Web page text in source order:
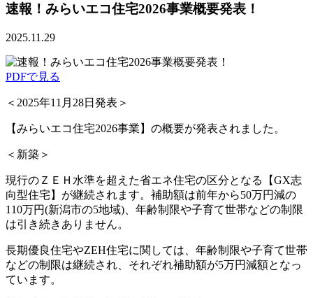
速報！みらいエコ住宅2026事業概要発表！
2025.11.29
PDFで見る
＜2025年11月28日発表＞
【みらいエコ住宅2026事業】の概要が発表されました。
＜新築＞
現行のＺＥＨ水準を超えた省エネ住宅の区分となる【GX志
向型住宅】が継続されます。補助額は前年から50万円減の
110万円(新潟市の5地域)、年齢制限や子育て世帯などの制限
は引き続きありません。
長期優良住宅やZEH住宅に関しては、年齢制限や子育て世帯
などの制限は継続され、それぞれ補助額が5万円減額となっ
ています。